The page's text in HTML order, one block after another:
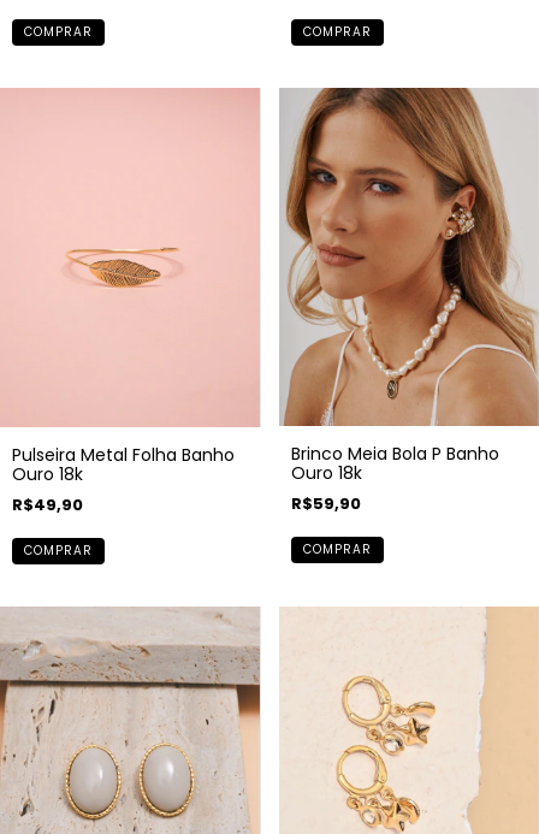
COMPRAR COMPRAR
Pulseira Metal Folha Banho
Ouro 18k
R$49,90
COMPRAR
Brinco Meia Bola P Banho
Ouro 18k
R$59,90
COMPRAR